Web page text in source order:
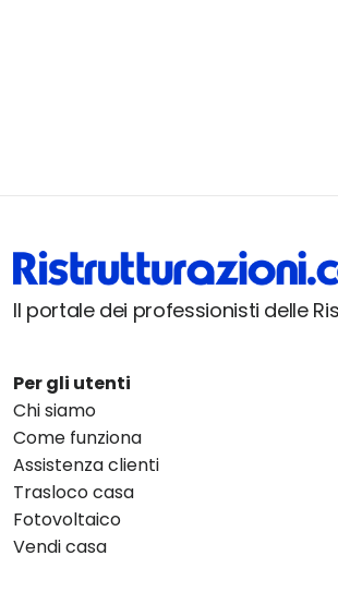
Il portale dei professionisti delle
Per gli utenti
Chi siamo
Come funziona
Assistenza clienti
Trasloco casa
Fotovoltaico
Vendi casa